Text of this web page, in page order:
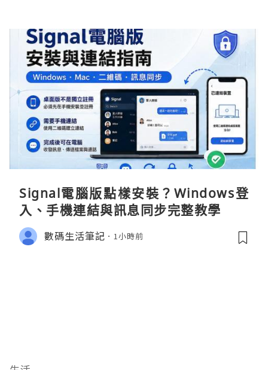
Signal電腦版點樣安裝？Windows登
入、手機連結與訊息同步完整教學
數碼生活筆記 1小時前